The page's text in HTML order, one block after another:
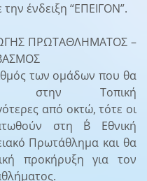
ένδειξη “ΕΠΕΙΓΟΝ”.
ΠΡΩΤΑΘΛΗΜΑΤΟΣ –
των ομάδων που θα
στην Τοπική
από οκτώ, τότε οι
στη Β΄ Εθνική
Πρωτάθλημα και θα
προκήρυξη για τον